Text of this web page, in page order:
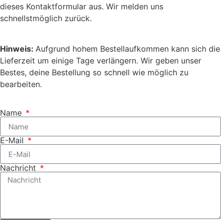
dieses Kontaktformular aus. Wir melden uns
schnellstmöglich zurück.
Hinweis: Aufgrund hohem Bestellaufkommen kann sich die
Lieferzeit um einige Tage verlängern. Wir geben unser
Bestes, deine Bestellung so schnell wie möglich zu
bearbeiten.
Name
E-Mail
Nachricht